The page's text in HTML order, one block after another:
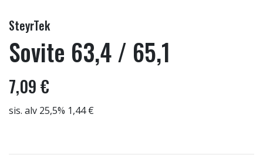
SteyrTek
Sovite 63,4 / 65,1
7,09 €
sis. alv 25,5% 1,44 €